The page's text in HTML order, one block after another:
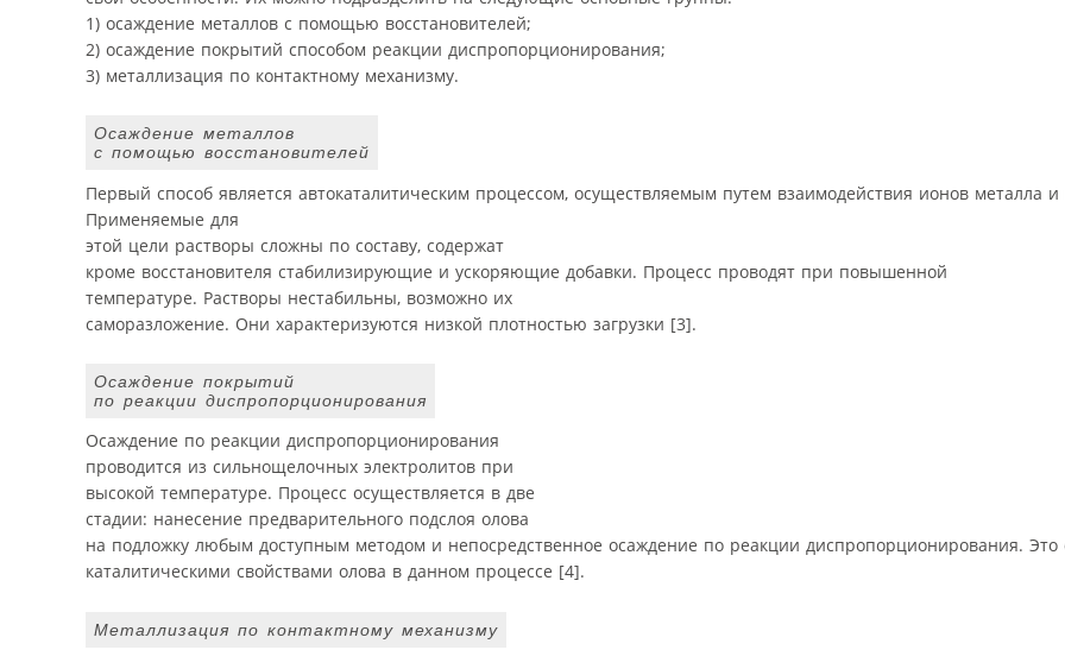
1) осаждение металлов с помощью восстановителей;
2) осаждение покрытий способом реакции диспропорционирования;
3) металлизация по контактному механизму.
Осаждение металлов
с помощью восстановителей
Первый способ является автокаталитическим процессом, осуществляемым путем взаимодействия ионов металла и
Применяемые для
этой цели растворы сложны по составу, содержат
кроме восстановителя стабилизирующие и ускоряющие добавки. Процесс проводят при повышенной
температуре. Растворы нестабильны, возможно их
саморазложение. Они характеризуются низкой плотностью загрузки [3].
Осаждение покрытий
по реакции диспропорционирования
Осаждение по реакции диспропорционирования
проводится из сильнощелочных электролитов при
высокой температуре. Процесс осуществляется в две
стадии: нанесение предварительного подслоя олова
на подложку любым доступным методом и непосредственное осаждение по реакции диспропорционирования. Это
каталитическими свойствами олова в данном процессе [4].
Металлизация по контактному механизму